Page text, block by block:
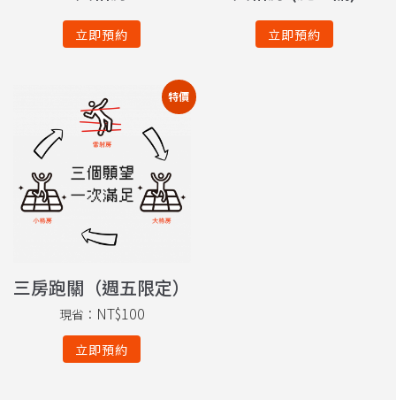
立即預約 立即預約
特價
三房跑關（週五限定）
現省： NT$100
立即預約